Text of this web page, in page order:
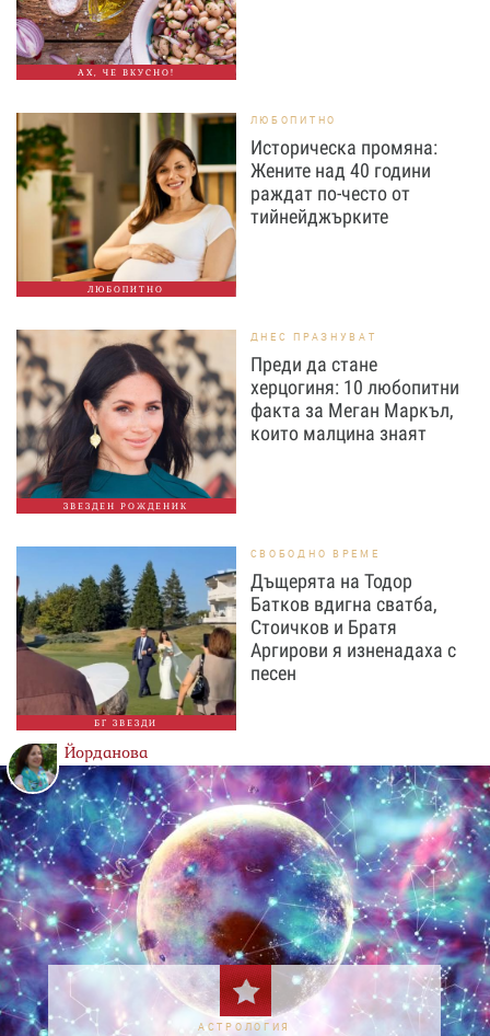
АХ, ЧЕ ВКУСНО!
ЛЮБОПИТНО
ЛЮБОПИТНО
Историческа промяна:
Жените над 40 години
раждат по-често от
тийнейджърките
ЗВЕЗДЕН РОЖДЕНИК
ДНЕС ПРАЗНУВАТ
Преди да стане
херцогиня: 10 любопитни
факта за Меган Маркъл,
които малцина знаят
БГ ЗВЕЗДИ
СВОБОДНО ВРЕМЕ
Дъщерята на Тодор
Батков вдигна сватба,
Стоичков и Братя
Аргирови я изненадаха с
песен
Йорданова
АСТРОЛОГИЯ